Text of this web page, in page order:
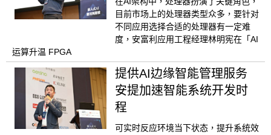
目前市场上的处理器类型众多，要针对
不同应用选择合适的处理器有一定难
度，安富利应用工程经理林明宪在「AI
运算升温 FPGA
提供AI边缘智能管理服务
安提加速智能系统开发时
程
可实时反应环境当下状态，提升系统效